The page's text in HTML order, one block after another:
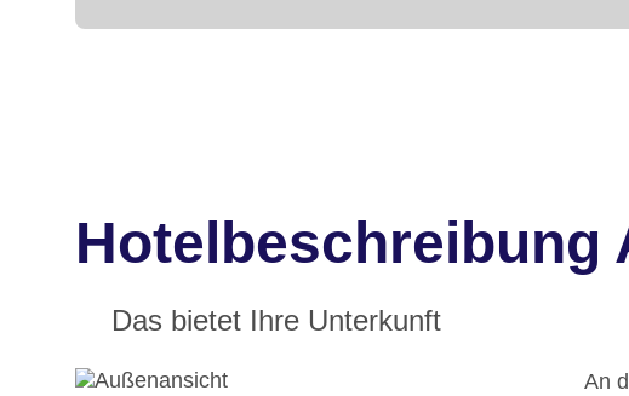
Hotelbeschreibung
Das bietet Ihre Unterkunft
An